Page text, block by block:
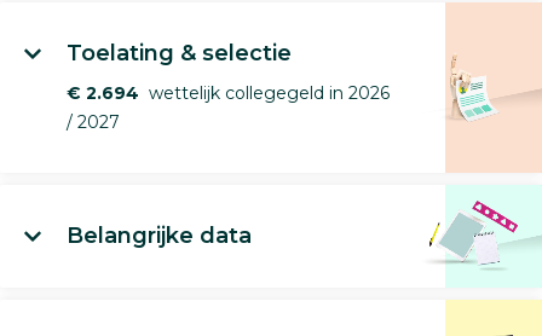
Toelating & selectie
€ 2.694 wettelijk collegegeld in 2026
/ 2027
Belangrijke data